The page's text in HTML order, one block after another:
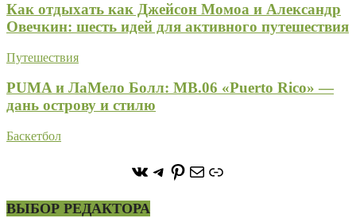
Как отдыхать как Джейсон Момоа и Александр
Овечкин: шесть идей для активного путешествия
Путешествия
PUMA и ЛаМело Болл: MB.06 «Puerto Rico» —
дань острову и стилю
Баскетбол
https://vk.com/
https://t.me/stoneforest
https://
ПочтаСсылка
ВЫБОР РЕДАКТОРА